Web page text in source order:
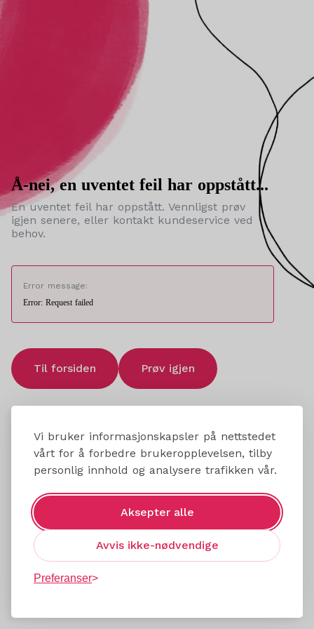
Vi bruker informasjonskapsler på nettstedet
vårt for å forbedre brukeropplevelsen, tilby
personlig innhold og analysere trafikken vår.
Aksepter alle
Avvis ikke-nødvendige
Preferanser
Å-nei, en uventet feil har oppstått...
En uventet feil har oppstått. Vennligst prøv
igjen senere, eller kontakt kundeservice ved
behov.
Error message:
Error: Request failed
Til forsiden Prøv igjen